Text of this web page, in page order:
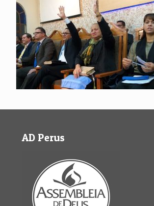
AD Perus